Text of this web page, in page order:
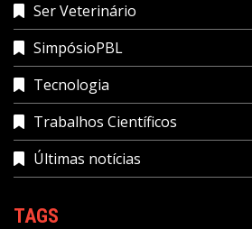
Ser Veterinário
SimpósioPBL
Tecnologia
Trabalhos Científicos
Últimas notícias
TAGS